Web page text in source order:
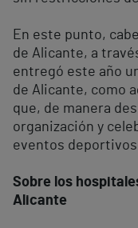
En este punto,
de Alicante, a
entregó este año
de Alicante, como
que, de manera
organización y
eventos deportivos
Sobre los
Alicante